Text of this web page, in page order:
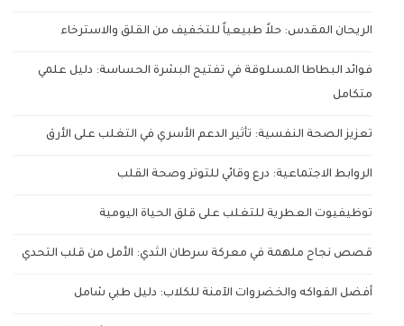
الريحان المقدس: حلاً طبيعياً للتخفيف من القلق والاسترخاء
فوائد البطاطا المسلوقة في تفتيح البشرة الحساسة: دليل علمي
متكامل
تعزيز الصحة النفسية: تأثير الدعم الأسري في التغلب على الأرق
الروابط الاجتماعية: درع وقائي للتوتر وصحة القلب
توظيفيوت العطرية للتغلب على قلق الحياة اليومية
قصص نجاح ملهمة في معركة سرطان الثدي: الأمل من قلب التحدي
أفضل الفواكه والخضروات الآمنة للكلاب: دليل طبي شامل